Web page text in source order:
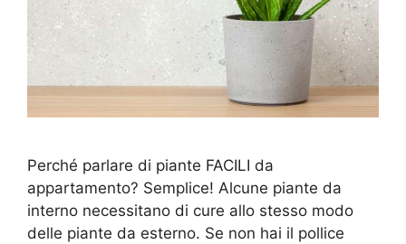
Perché parlare di piante FACILI da
appartamento? Semplice! Alcune piante da
interno necessitano di cure allo stesso modo
delle piante da esterno. Se non hai il pollice